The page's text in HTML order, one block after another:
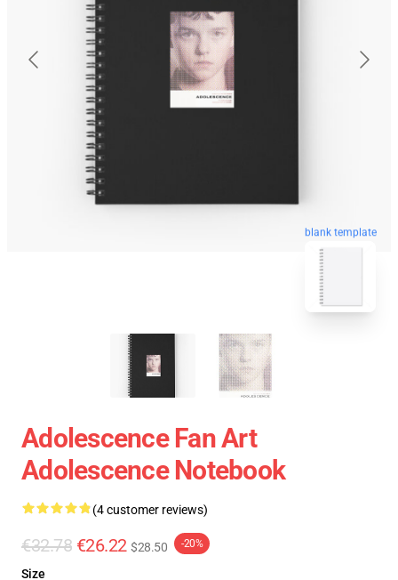
blank template
Adolescence Fan Art
Adolescence Notebook
(4 customer reviews)
€32.78 €26.22 $28.50 -20%
Size